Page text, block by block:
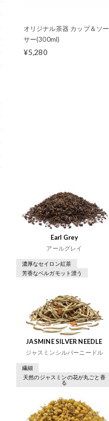
オリジナル茶器 カップ＆ソー
サー(300ml)
¥5,280
Earl Grey
アールグレイ
濃厚なセイロン紅茶
芳香なベルガモット漂う
JASMINE SILVER NEEDLE
ジャスミンシルバーニードル
繊細
天然のジャスミンの花が丸ごと香
る